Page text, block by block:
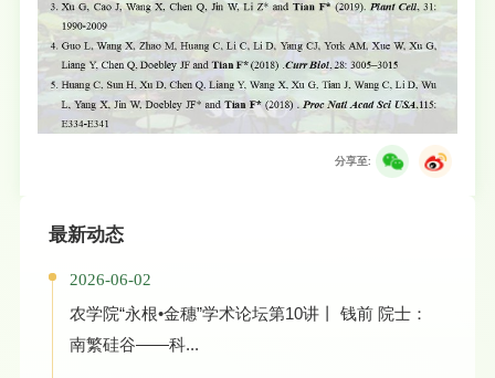
分享至:
最新动态
2026-06-02
农学院“永根•金穗”学术论坛第10讲丨 钱前 院士：
南繁硅谷——科...